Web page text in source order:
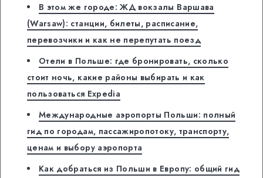
В этом же городе: ЖД вокзалы Варшава
(Warsaw): станции, билеты, расписание,
перевозчики и как не перепутать поезд
Отели в Польше: где бронировать, сколько
стоит ночь, какие районы выбирать и как
пользоваться Expedia
Международные аэропорты Польши: полный
гид по городам, пассажиропотоку, транспорту,
ценам и выбору аэропорта
Как добраться из Польши в Европу: общий гид